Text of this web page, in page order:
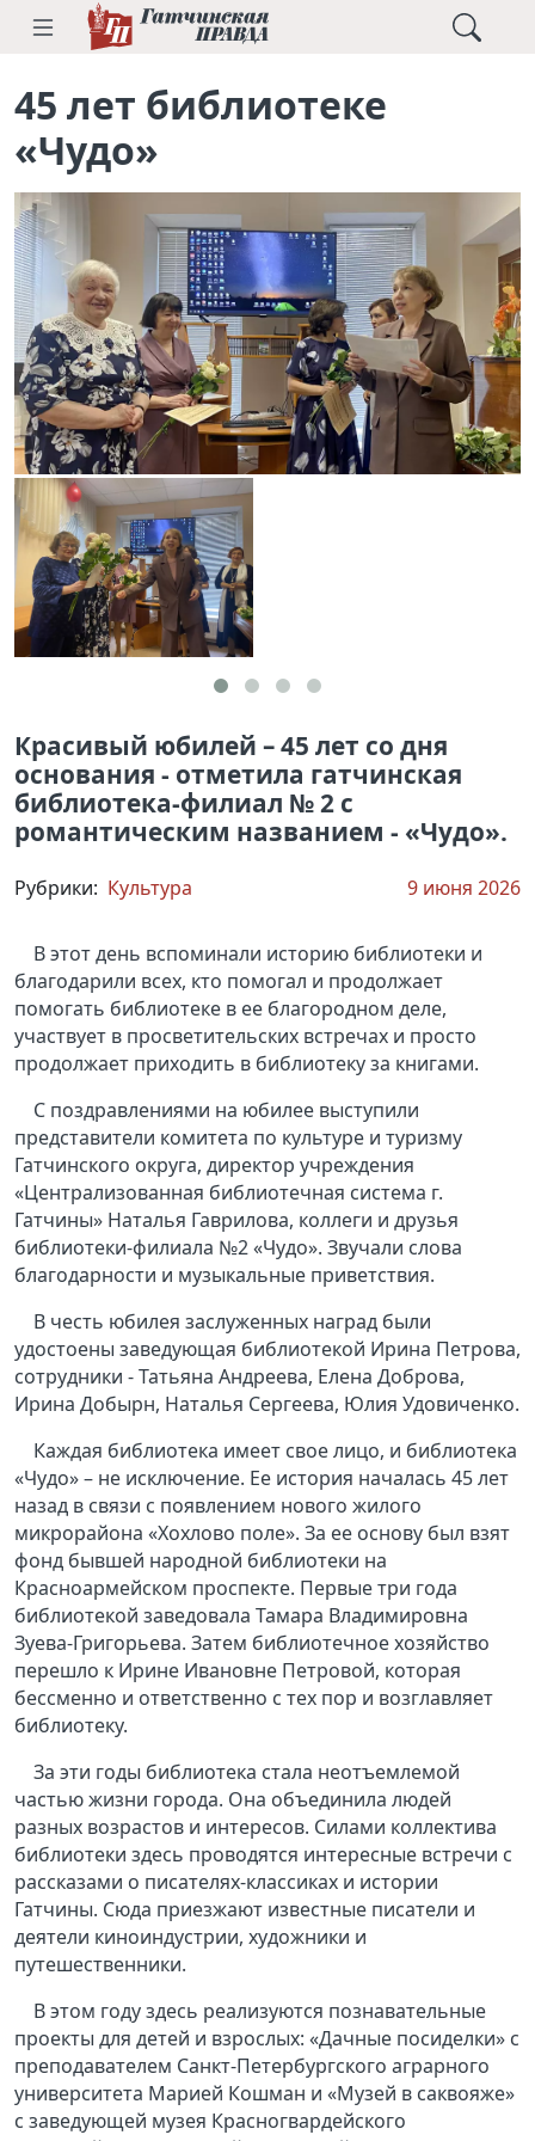
45 лет библиотеке
«Чудо»
Красивый юбилей – 45 лет со дня
основания - отметила гатчинская
библиотека-филиал № 2 с
романтическим названием - «Чудо».
Рубрики: Культура 9 июня 2026
В этот день вспоминали историю библиотеки и
благодарили всех, кто помогал и продолжает
помогать библиотеке в ее благородном деле,
участвует в просветительских встречах и просто
продолжает приходить в библиотеку за книгами.
С поздравлениями на юбилее выступили
представители комитета по культуре и туризму
Гатчинского округа, директор учреждения
«Централизованная библиотечная система г.
Гатчины» Наталья Гаврилова, коллеги и друзья
библиотеки-филиала №2 «Чудо». Звучали слова
благодарности и музыкальные приветствия.
В честь юбилея заслуженных наград были
удостоены заведующая библиотекой Ирина Петрова,
сотрудники - Татьяна Андреева, Елена Доброва,
Ирина Добырн, Наталья Сергеева, Юлия Удовиченко.
Каждая библиотека имеет свое лицо, и библиотека
«Чудо» – не исключение. Ее история началась 45 лет
назад в связи с появлением нового жилого
микрорайона «Хохлово поле». За ее основу был взят
фонд бывшей народной библиотеки на
Красноармейском проспекте. Первые три года
библиотекой заведовала Тамара Владимировна
Зуева-Григорьева. Затем библиотечное хозяйство
перешло к Ирине Ивановне Петровой, которая
бессменно и ответственно с тех пор и возглавляет
библиотеку.
За эти годы библиотека стала неотъемлемой
частью жизни города. Она объединила людей
разных возрастов и интересов. Силами коллектива
библиотеки здесь проводятся интересные встречи с
рассказами о писателях-классиках и истории
Гатчины. Сюда приезжают известные писатели и
деятели киноиндустрии, художники и
путешественники.
В этом году здесь реализуются познавательные
проекты для детей и взрослых: «Дачные посиделки» с
преподавателем Санкт-Петербургского аграрного
университета Марией Кошман и «Музей в саквояже»
с заведующей музея Красногвардейского